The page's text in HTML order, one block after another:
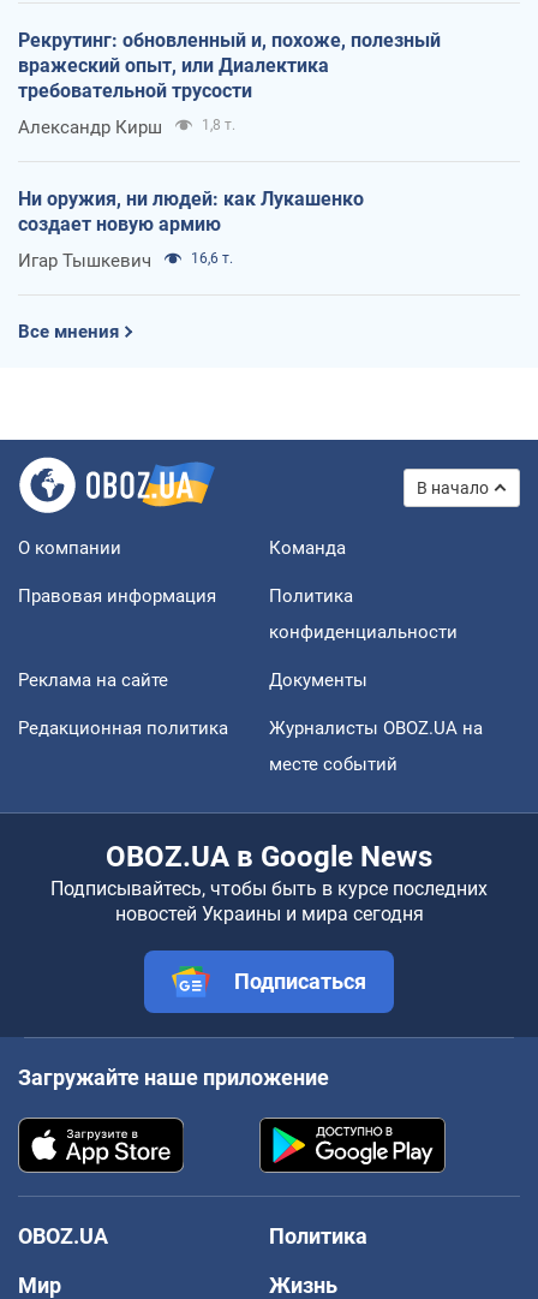
Рекрутинг: обновленный и, похоже, полезный
вражеский опыт, или Диалектика
требовательной трусости
Александр Кирш 1,8 т.
Ни оружия, ни людей: как Лукашенко
создает новую армию
Игар Тышкевич 16,6 т.
Все мнения
В начало
О компании Команда
Правовая информация
Политика
конфиденциальности
Реклама на сайте Документы
Редакционная политика
Журналисты OBOZ.UA на
месте событий
OBOZ.UA в Google News
Подписывайтесь, чтобы быть в курсе последних
новостей Украины и мира сегодня
Подписаться
Загружайте наше приложение
OBOZ.UA
Политика
Мир
Жизнь